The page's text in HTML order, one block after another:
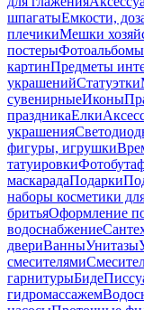
шпагатыЕмкости,
плечикиМешки
постерыФотоальбомы
картинПредметы
украшенийСтатуэтки
сувенирныеИконы
праздникаЕлки
украшения
фигуры, игрушки
татуировки
маскарадаПодарки
наборы косметики
бритьяОформление
водоснабжение
двериВанныУнитазы
смесителями
гарнитурыБиде
гидромассажем